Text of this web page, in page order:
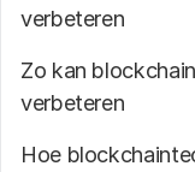
verbeteren
Zo kan
verbeteren
Hoe